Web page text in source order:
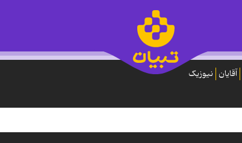
آقایان نیوزیک